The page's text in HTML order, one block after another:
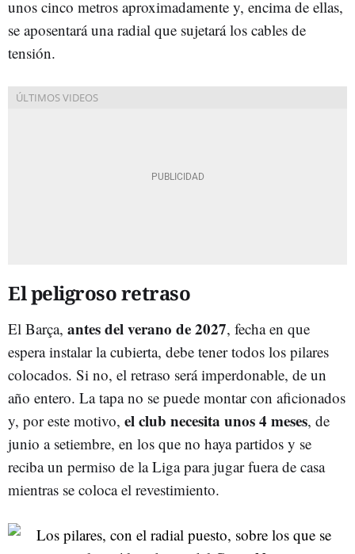
unos cinco metros aproximadamente y, encima de ellas,
se aposentará una radial que sujetará los cables de
tensión.
El peligroso retraso
El Barça, antes del verano de 2027, fecha en que
espera instalar la cubierta, debe tener todos los pilares
colocados. Si no, el retraso será imperdonable, de un
año entero. La tapa no se puede montar con aficionados
y, por este motivo, el club necesita unos 4 meses, de
junio a setiembre, en los que no haya partidos y se
reciba un permiso de la Liga para jugar fuera de casa
mientras se coloca el revestimiento.